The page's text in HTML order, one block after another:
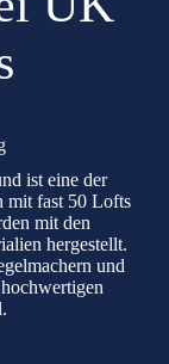
ist eine der
mit fast 50 Lofts
mit den
hergestellt.
und